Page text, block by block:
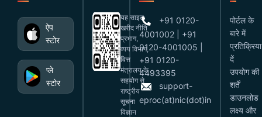
ऐप
स्टोर
प्ले
स्टोर
यह साइट
खरीद नीति
प्रभाग,
व्यय विभाग,
वित्त
मंत्रालय के
सहयोग से
राष्ट्रीय
सूचना
विज्ञान
+91 0120-
4001002 | +91
0120-4001005 |
+91 0120-
4493395
support-
eproc(at)nic(dot)in
पोर्टल के
बारे में
प्रतिक्रिया
दें
उपयोग की
शर्तें
डाउनलोड
लक्ष्य और